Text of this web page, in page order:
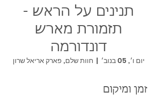
תנינים על הראש -
תזמורת מארש
דונדורמה
יום ו׳, 05 בנוב׳
  |
חוות שלם, פארק אריאל שרון
זמן ומיקום